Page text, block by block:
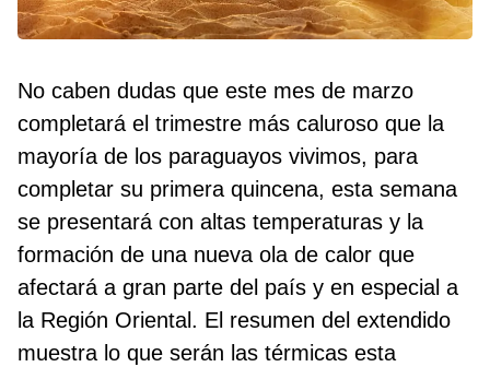
No caben dudas que este mes de marzo
completará el trimestre más caluroso que la
mayoría de los paraguayos vivimos, para
completar su primera quincena, esta semana
se presentará con altas temperaturas y la
formación de una nueva ola de calor que
afectará a gran parte del país y en especial a
la Región Oriental. El resumen del extendido
muestra lo que serán las térmicas esta